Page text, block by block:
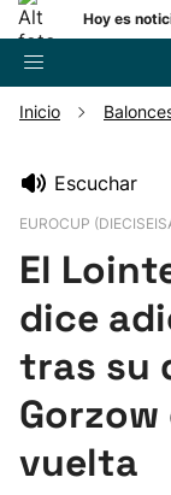
Hoy es
Pelota
Remo
Inicio
Escuchar
EUROCUP
El
dice
tras su
vuelta